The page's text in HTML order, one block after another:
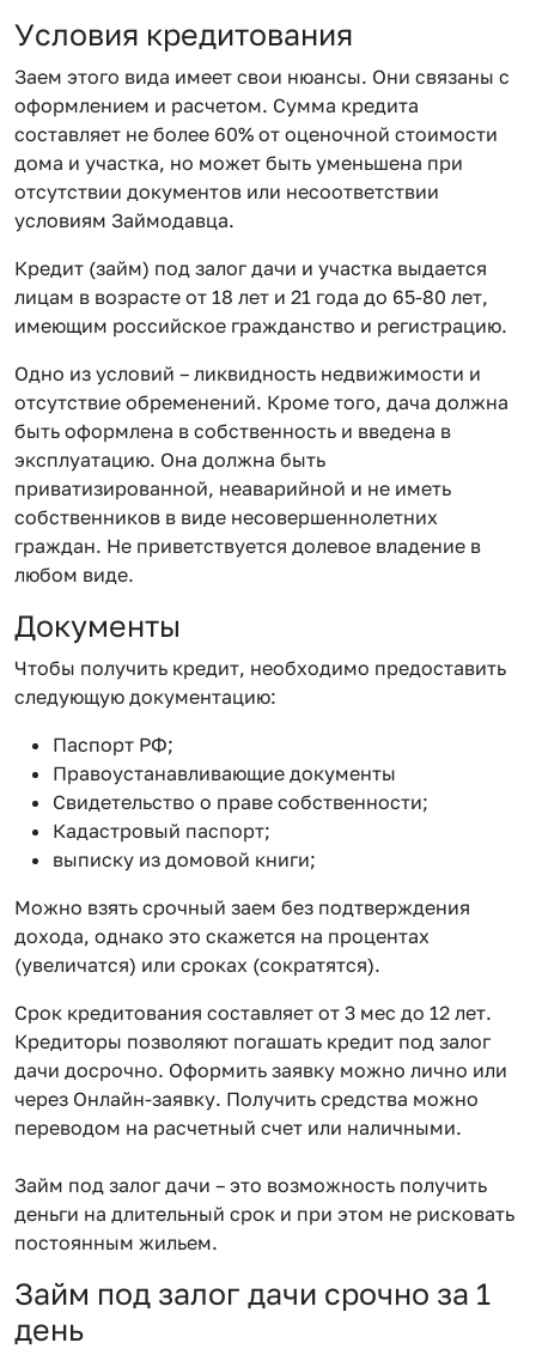
Условия кредитования
Заем этого вида имеет свои нюансы. Они связаны с
оформлением и расчетом. Сумма кредита
составляет не более 60% от оценочной стоимости
дома и участка, но может быть уменьшена при
отсутствии документов или несоответствии
условиям Займодавца.
Кредит (займ) под залог дачи и участка выдается
лицам в возрасте от 18 лет и 21 года до 65-80 лет,
имеющим российское гражданство и регистрацию.
Одно из условий – ликвидность недвижимости и
отсутствие обременений. Кроме того, дача должна
быть оформлена в собственность и введена в
эксплуатацию. Она должна быть
приватизированной, неаварийной и не иметь
собственников в виде несовершеннолетних
граждан. Не приветствуется долевое владение в
любом виде.
Документы
Чтобы получить кредит, необходимо предоставить
следующую документацию:
Паспорт РФ;
Правоустанавливающие документы
Свидетельство о праве собственности;
Кадастровый паспорт;
выписку из домовой книги;
Можно взять срочный заем без подтверждения
дохода, однако это скажется на процентах
(увеличатся) или сроках (сократятся).
Срок кредитования составляет от 3 мес до 12 лет.
Кредиторы позволяют погашать кредит под залог
дачи досрочно. Оформить заявку можно лично или
через Онлайн-заявку. Получить средства можно
переводом на расчетный счет или наличными.
Займ под залог дачи – это возможность получить
деньги на длительный срок и при этом не рисковать
постоянным жильем.
Займ под залог дачи срочно за 1
день